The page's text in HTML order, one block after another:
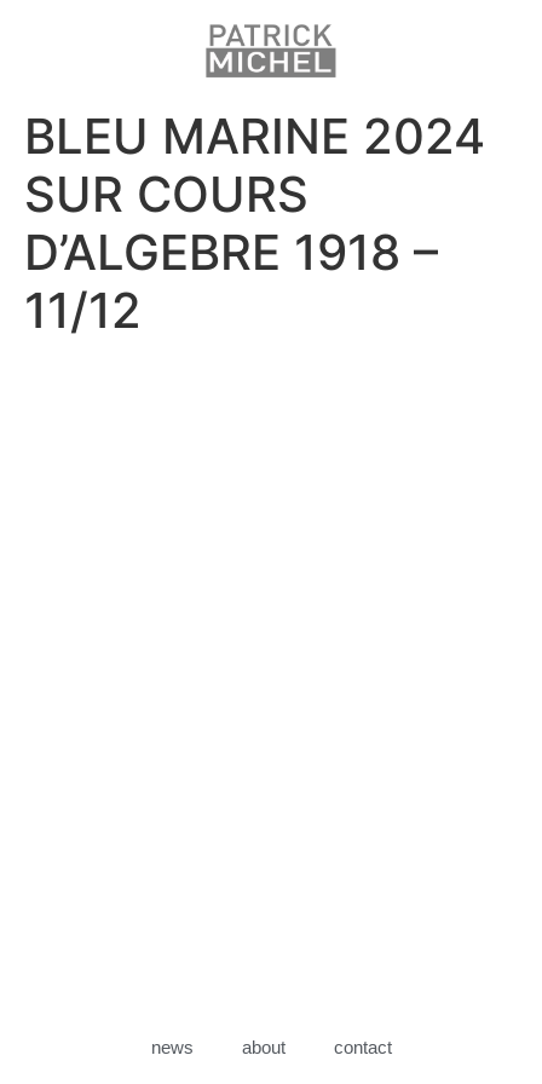
BLEU MARINE 2024
SUR COURS
D’ALGEBRE 1918 –
11/12
news about contact